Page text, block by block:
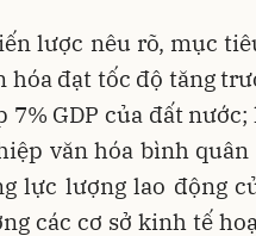
lược nêu rõ, mục
hóa đạt tốc độ tăng
7% GDP của đất
văn hóa bình
lực lượng lao động
các cơ sở kinh tế